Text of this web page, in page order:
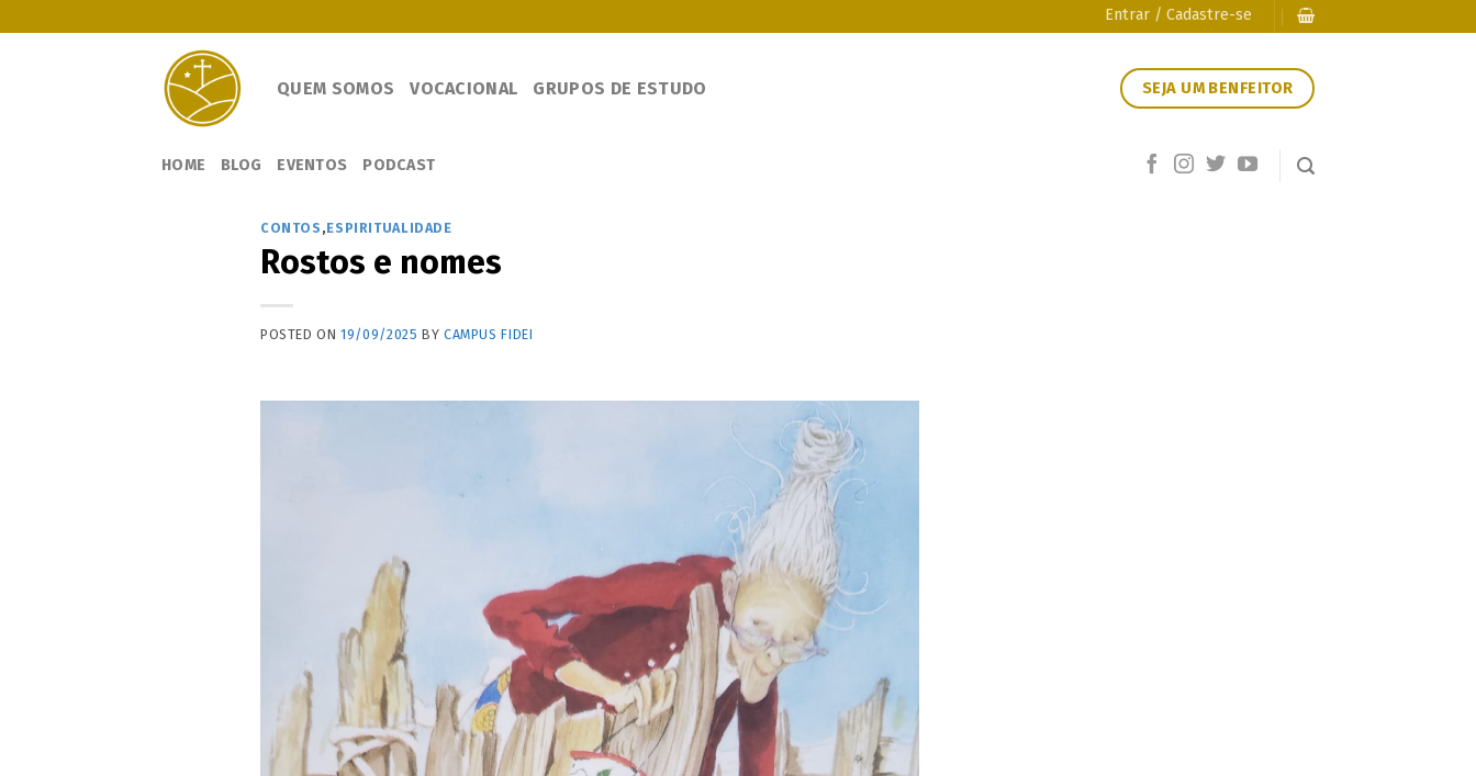
Entrar / Cadastre-se
QUEM SOMOS VOCACIONAL GRUPOS DE ESTUDO SEJA UM BENFEITOR
HOME BLOG EVENTOS PODCAST
CONTOS ,ESPIRITUALIDADE
Rostos e nomes
POSTED ON19/09/2025 BY CAMPUS FIDEI